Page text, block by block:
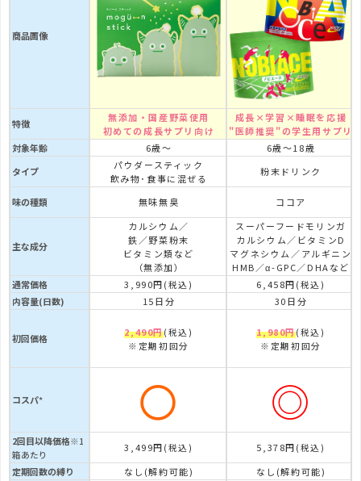
商品画像
特徴
無添加・国産野菜使用
初めての成長サプリ向け
成長×学習×睡眠を応援
"医師推奨"の学生用サプリ
対象年齢
6歳～
6歳～18歳
タイプ
パウダースティック
飲み物･食事に混ぜる
粉末ドリンク
味の種類 無味無臭 ココア
主な成分
カルシウム／
鉄／野菜粉末
ビタミン類など
（無添加）
スーパーフードモリンガ
カルシウム／ビタミンD
マグネシウム／アルギニン
HMB／α-GPC／DHAなど
通常価格
3,990円 (税込) 6,458円 (税込)
内容量(日数) 15日分 30日分
初回価格 2,490円(税込)
※定期初回分
1,980円(税込)
※定期初回分
コスパ* 〇 ◎
2回目以降価格※1
箱あたり
3,499円 (税込) 5,378円 (税込)
定期回数の縛り なし(解約可能)
なし(解約可能)